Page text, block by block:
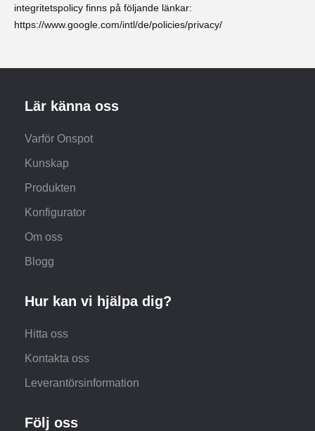
integritetspolicy finns på följande länkar:
https://www.google.com/intl/de/policies/privacy/
Lär känna oss
Varför Onspot
Kunskap
Produkten
Konfigurator
Om oss
Blogg
Hur kan vi hjälpa dig?
Hitta oss
Kontakta oss
Leverantörsinformation
Följ oss